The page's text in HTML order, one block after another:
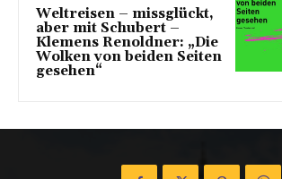
Weltreisen – missglückt,
aber mit Schubert –
Klemens Renoldner: „Die
Wolken von beiden Seiten
gesehen“